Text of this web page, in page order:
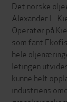
Det norske
Alexander L.
Operatør på
som fant
hele
letingen
kunne helt
industriens